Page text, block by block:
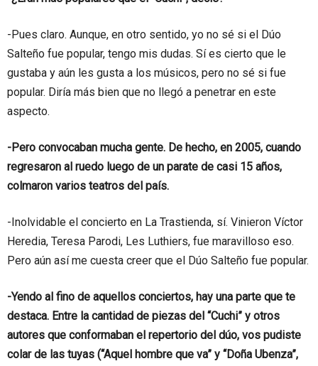
-Pues claro. Aunque, en otro sentido, yo no sé si el Dúo
Salteño fue popular, tengo mis dudas. Sí es cierto que le
gustaba y aún les gusta a los músicos, pero no sé si fue
popular. Diría más bien que no llegó a penetrar en este
aspecto.
-Pero convocaban mucha gente. De hecho, en 2005, cuando
regresaron al ruedo luego de un parate de casi 15 años,
colmaron varios teatros del país.
-Inolvidable el concierto en La Trastienda, sí. Vinieron Víctor
Heredia, Teresa Parodi, Les Luthiers, fue maravilloso eso.
Pero aún así me cuesta creer que el Dúo Salteño fue popular.
-Yendo al fino de aquellos conciertos, hay una parte que te
destaca. Entre la cantidad de piezas del “Cuchi” y otros
autores que conformaban el repertorio del dúo, vos pudiste
colar de las tuyas (“Aquel hombre que va” y “Doña Ubenza”,